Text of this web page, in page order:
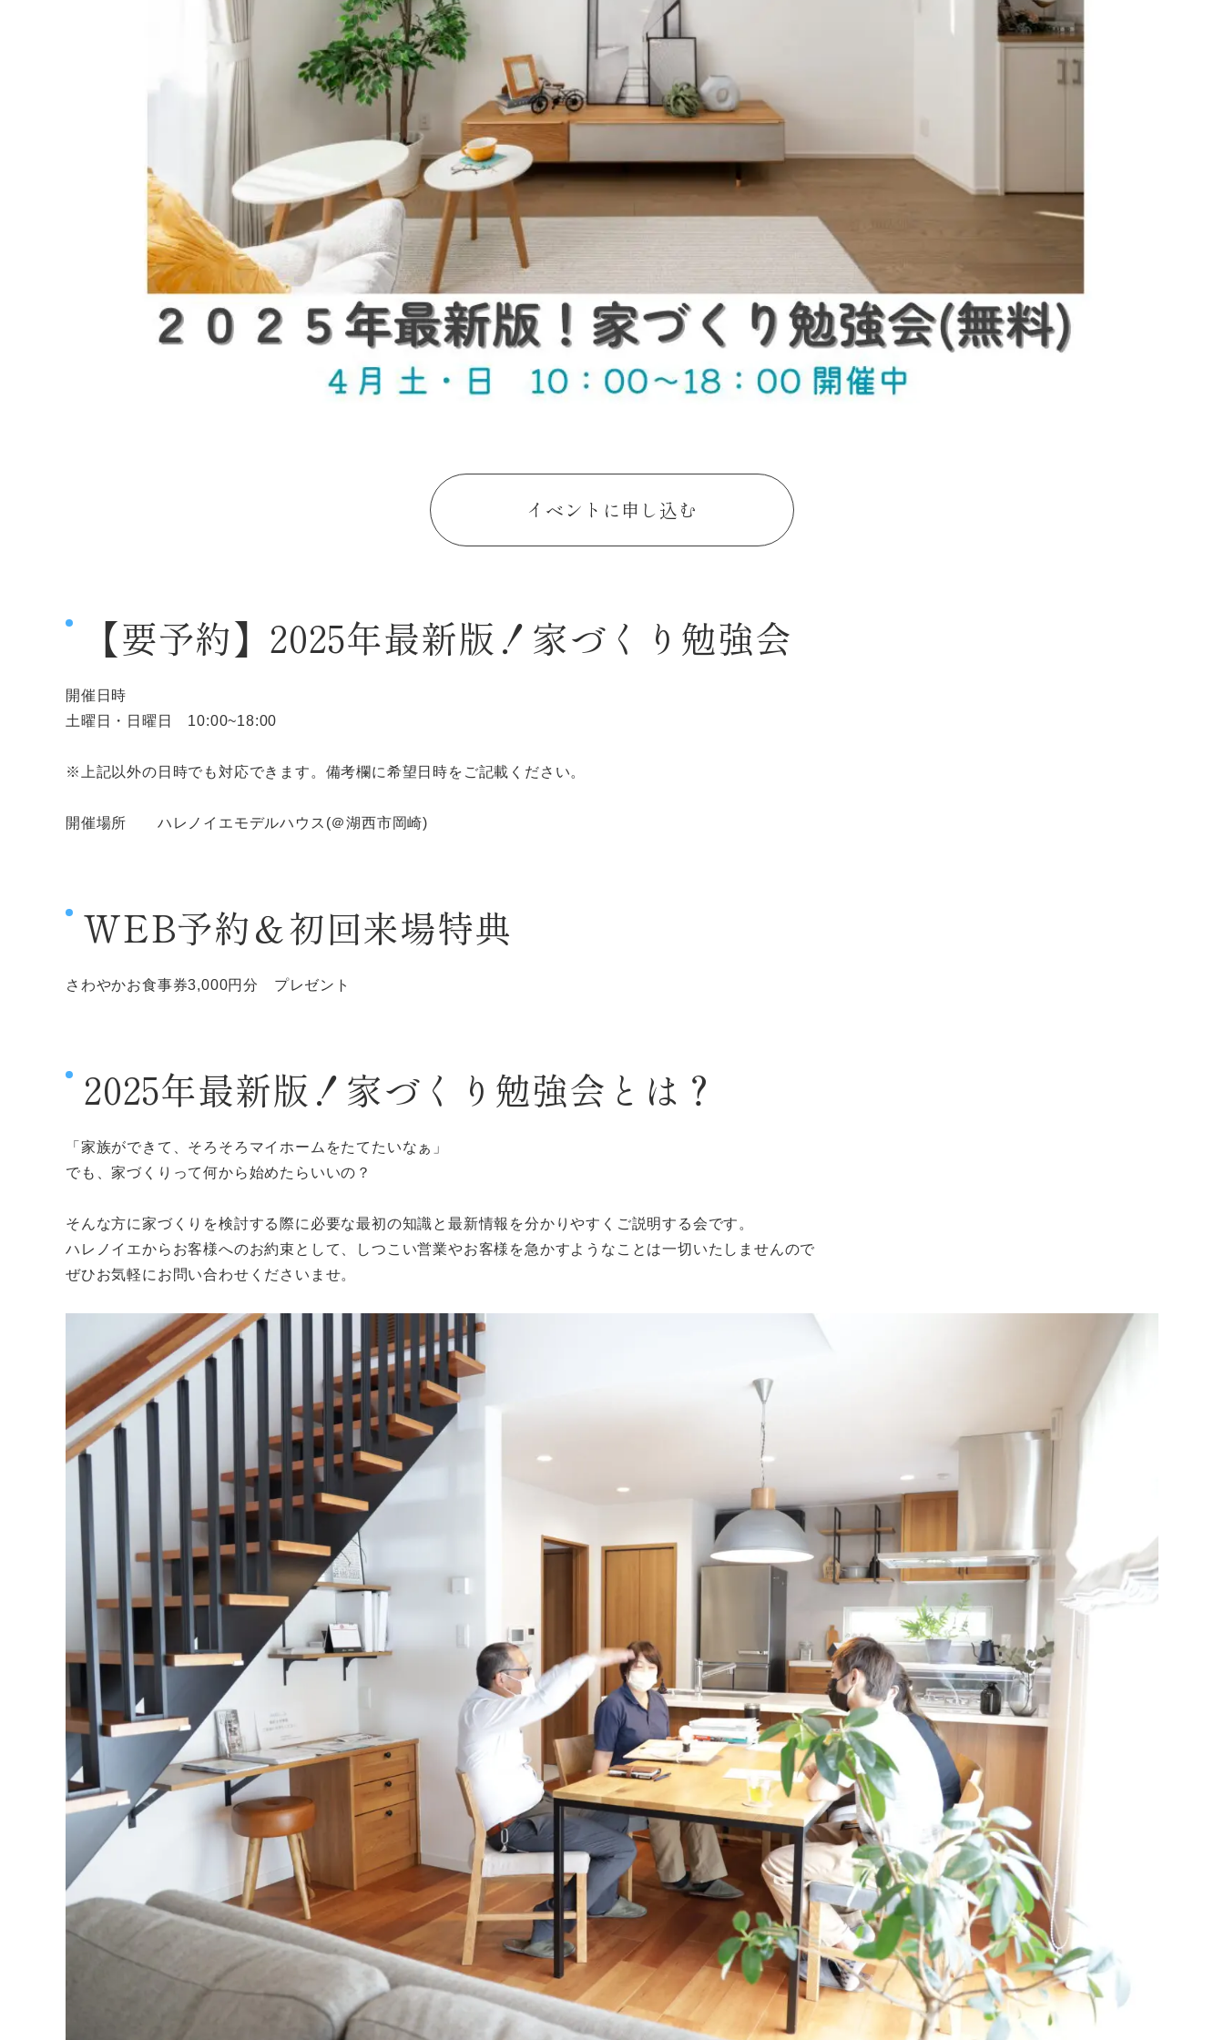
イベントに申し込む
【要予約】2025年最新版！家づくり勉強会
開催日時
土曜日・日曜日 10:00~18:00
※上記以外の日時でも対応できます。備考欄に希望日時をご記載ください。
開催場所 ハレノイエモデルハウス(＠湖西市岡崎)
WEB予約＆初回来場特典
さわやかお食事券3,000円分 プレゼント
2025年最新版！家づくり勉強会とは？
「家族ができて、そろそろマイホームをたてたいなぁ」
でも、家づくりって何から始めたらいいの？
そんな方に家づくりを検討する際に必要な最初の知識と最新情報を分かりやすくご説明する会です。
ハレノイエからお客様へのお約束として、しつこい営業やお客様を急かすようなことは一切いたしませんので
ぜひお気軽にお問い合わせくださいませ。